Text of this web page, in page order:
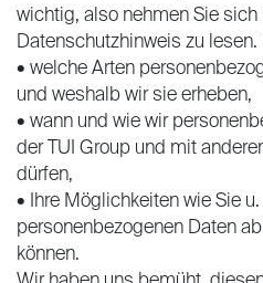
wichtig, also nehmen Sie
Datenschutzhinweis zu lesen.
• welche Arten
und weshalb wir sie erheben,
• wann und wie wir
der TUI Group und mit
dürfen,
• Ihre Möglichkeiten wie Sie u.
personenbezogenen Daten
können.